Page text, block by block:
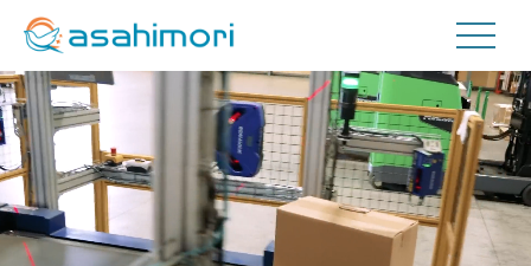
私たちについて
事業内容